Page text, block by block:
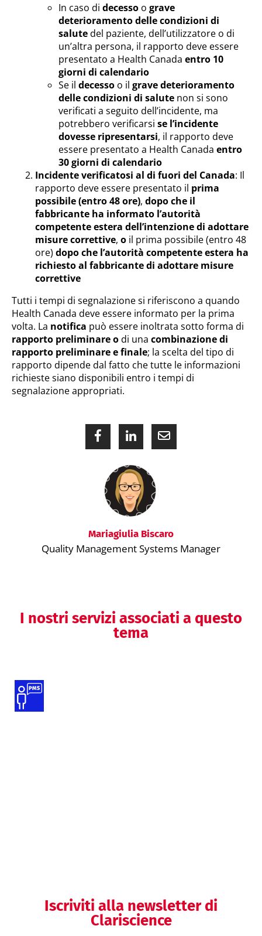
In caso di decesso o grave
deterioramento delle condizioni di
salutedel paziente, dell’utilizzatore o di
un’altra persona, il rapporto deve essere
presentato a Health Canada entro 10
giorni di calendario
Se il decesso o il grave deterioramento
delle condizioni di salute non si sono
verificati a seguito dell’incidente, ma
potrebbero verificarsi se l’incidente
dovesse ripresentarsi, il rapporto deve
essere presentato a Health Canada entro
30 giorni di calendario
Incidente verificatosi al di fuori del Canada: Il
rapporto deve essere presentato il prima
possibile (entro 48 ore), dopo che il
fabbricante ha informato l’autorità
competente estera dell’intenzione di adottare
misure correttive, o il prima possibile (entro 48
ore) dopo che l’autorità competente estera ha
richiesto al fabbricante di adottare misure
correttive
Tutti i tempi di segnalazione si riferiscono a quando
Health Canada deve essere informato per la prima
volta. La notifica può essere inoltrata sotto forma di
rapporto preliminareodi una combinazione di
rapporto preliminare e finale; la scelta del tipo di
rapporto dipende dal fatto che tutte le informazioni
richieste siano disponibili entro i tempi di
segnalazione appropriati.
Mariagiulia Biscaro
Quality Management Systems Manager
I nostri servizi associati a questo
tema
Iscriviti alla newsletter di
Clariscience